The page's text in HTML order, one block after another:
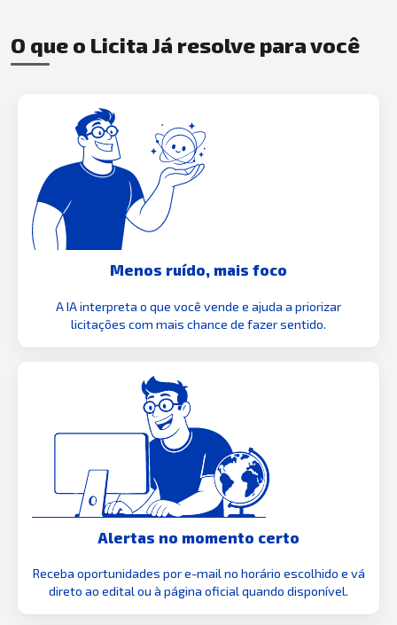
O que o Licita Já resolve para você
Menos ruído, mais foco
A IA interpreta o que você vende e ajuda a priorizar
licitações com mais chance de fazer sentido.
Alertas no momento certo
Receba oportunidades por e-mail no horário escolhido e vá
direto ao edital ou à página oficial quando disponível.